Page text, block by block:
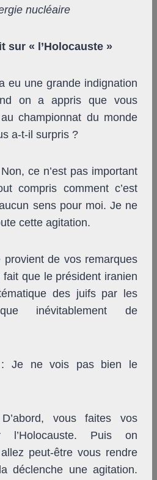
nucléaire
sur « l’Holocauste »
eu une grande indignation
on a appris que vous
championnat du monde
a-t-il surpris ?
ce n’est pas important
compris comment c’est
sens pour moi. Je ne
cette agitation.
de vos remarques
fait que le président iranien
des juifs par les
inévitablement de
: Je ne vois pas bien le
D’abord, vous faites vos
l’Holocauste. Puis on
peut-être vous rendre
déclenche une agitation.